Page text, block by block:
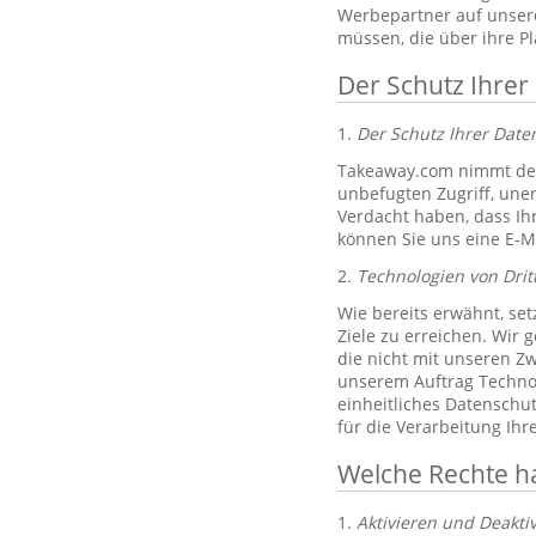
Werbepartner auf
müssen, die über ihre
Der Schutz
1. Der Schutz Ihrer
Takeaway.com nimmt
unbefugten Zugriff,
Verdacht haben, dass
können Sie uns eine E-
2. Technologien von
Wie bereits erwähnt,
Ziele zu erreichen. Wir
die nicht mit unseren
unserem Auftrag
einheitliches
für die Verarbeitung
Welche Rechte
1. Aktivieren und